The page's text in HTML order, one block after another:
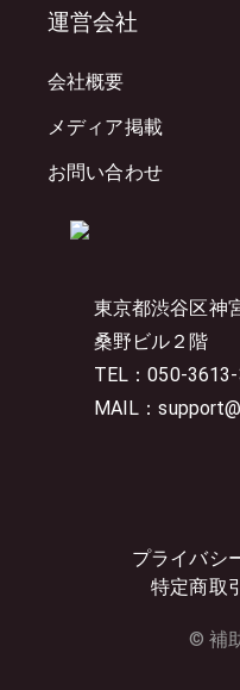
東京都渋谷区神
桑野ビル２階
TEL：050-
MAIL：
プライバシ
特定商取
© 補
運営会社
会社概要
メディア掲載
お問い合わせ